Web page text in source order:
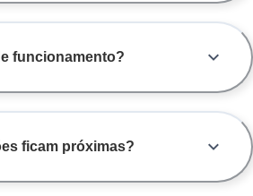
funcionamento?
ficam próximas?